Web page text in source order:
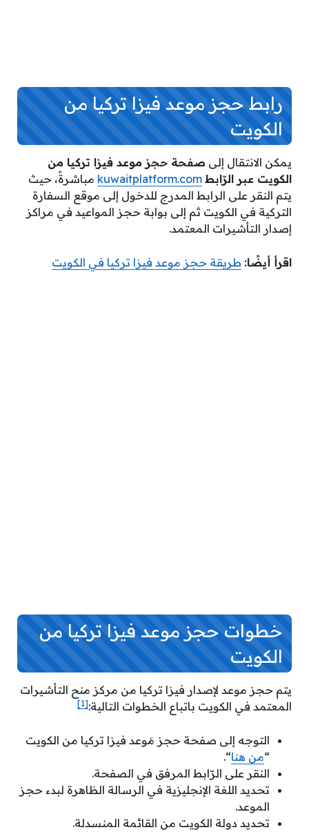
رابط حجز موعد فيزا تركيا من
الكويت
يمكن الانتقال إلى صفحة حجز موعد فيزا تركيا من
الكويت عبر الرّابط kuwaitplatform.com مباشرةً، حيث
يتم النقر على الرابط المدرج للدخول إلى موقع السفارة
التركية في الكويت ثم إلى بوابة حجز المواعيد في مراكز
إصدار التأشيرات المعتمد.
اقرأ أيضًا: طريقة حجز موعد فيزا تركيا في الكويت
خطوات حجز موعد فيزا تركيا من
الكويت
يتم حجز موعد لإصدار فيزا تركيا من مركز منح التأشيرات
المعتمد في الكويت باتباع الخطوات التالية:[1]
التوجه إلى صفحة حجز مَوعد فيزا تركيا من الكويت
“من هنا“.
النقر على الرّابط المرفق في الصفحة.
تحديد اللغة الإنجليزية في الرسالة الظاهرة لبدء حجز
الموعد.
تحديد دولة الكويت من القائمة المنسدلة.